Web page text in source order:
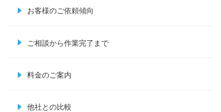
お客様のご依頼傾向
ご相談から作業完了まで
料金のご案内
他社との比較